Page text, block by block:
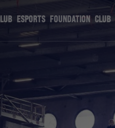
ESPORTS FOUNDATION CLUB